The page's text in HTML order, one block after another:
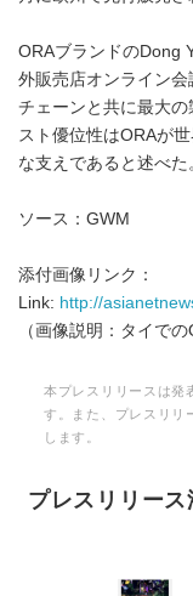
ORAブランドのDong
外販売店オンライン
チェーンと共に最大
スト優位性はORAが
な支えであると述べた
ソース：GWM
添付画像リンク：
Link: http://
（画像説明：タイで
本プレスリリースは発
す。また、プレスリリ
します。
プレスリリー